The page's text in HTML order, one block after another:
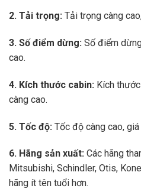
2. Tải trọng: Tải trọng càng
3. Số điểm dừng: Số điểm
cao.
4. Kích thước cabin: Kích
càng cao.
5. Tốc độ: Tốc độ càng cao, giá
6. Hãng sản xuất: Các hãng
Mitsubishi, Schindler, Otis,
hãng ít tên tuổi hơn.